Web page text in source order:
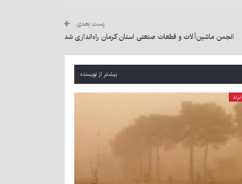
پست بعدی
انجمن ماشین‌آلات و قطعات صنعتی استان کرمان راه‌اندازی شد
بیشتر از نویسنده
ترند